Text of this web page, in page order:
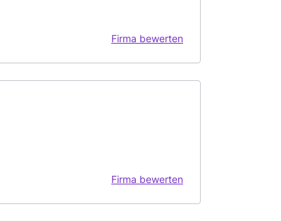
Firma bewerten
Firma bewerten